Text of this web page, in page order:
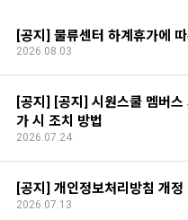
[공지] 물류센터 하계휴가에
2026.08.03
[공지] [공지] 시원스쿨 멤버
가 시 조치 방법
2026.07.24
[공지] 개인정보처리방침 개정
2026.07.13